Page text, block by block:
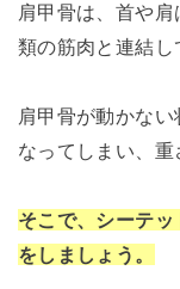
肩甲骨は、首や
類の筋肉と連結し
肩甲骨が動かな
なってしまい、重
そこで、シーテ
をしましょう。